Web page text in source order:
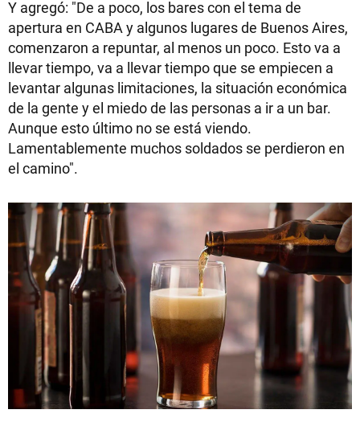
Y agregó: "De a poco, los bares con el tema de
apertura en CABA y algunos lugares de Buenos Aires,
comenzaron a repuntar, al menos un poco. Esto va a
llevar tiempo, va a llevar tiempo que se empiecen a
levantar algunas limitaciones, la situación económica
de la gente y el miedo de las personas a ir a un bar.
Aunque esto último no se está viendo.
Lamentablemente muchos soldados se perdieron en
el camino".